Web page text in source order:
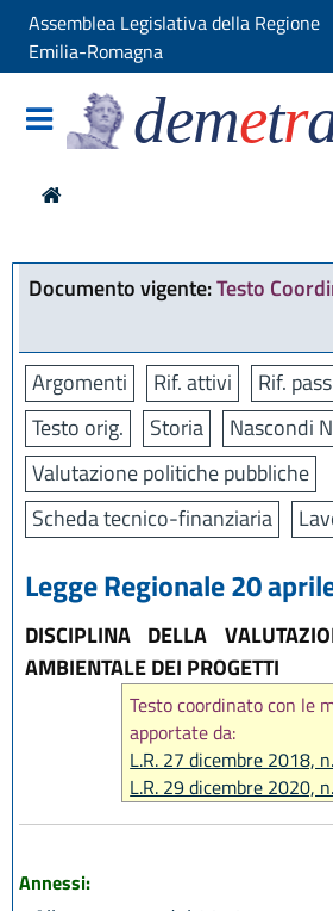
Assemblea Legislativa della Regione
Emilia-Romagna
demetr
Documento vigente:Testo
Argomenti Rif. attivi Rif.
Testo orig.
Storia
Nascondi
Valutazione politiche pubbliche
Scheda tecnico-finanziaria
Legge Regionale 20
DISCIPLINA DELLA
AMBIENTALE DEI PROGETTI
Testo coordinato con le
apportate da:
L.R. 27 dicembre 2018,
L.R. 29 dicembre 2020,
L.R. 12 luglio 2023, n.
Annessi: